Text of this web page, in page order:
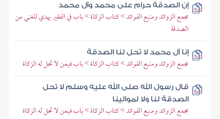
إن الصدقة حرام على محمد وآل محمد
مجمع الزوائد ومنبع الفوائد > كتاب الزكاة > باب في الفقير يهدي للغني من
الصدقة
إنا آل محمد لا تحل لنا الصدقة
مجمع الزوائد ومنبع الفوائد > كتاب الزكاة > باب فيمن لا تحل له الزكاة
قال رسول الله صلى الله عليه وسلم لا تحل
الصدقة لنا ولا لموالينا
مجمع الزوائد ومنبع الفوائد > كتاب الزكاة > باب فيمن لا تحل له الزكاة